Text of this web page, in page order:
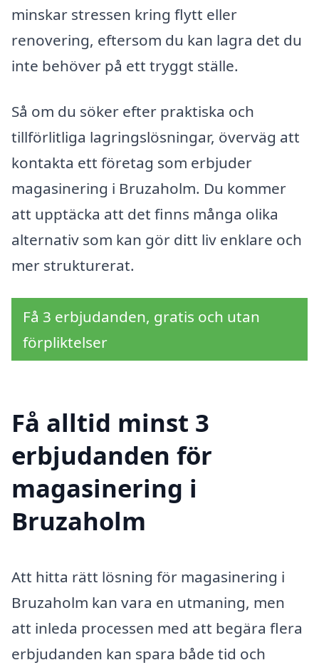
minskar stressen kring flytt eller
renovering, eftersom du kan lagra det du
inte behöver på ett tryggt ställe.
Så om du söker efter praktiska och
tillförlitliga lagringslösningar, överväg att
kontakta ett företag som erbjuder
magasinering i Bruzaholm. Du kommer
att upptäcka att det finns många olika
alternativ som kan gör ditt liv enklare och
mer strukturerat.
Få 3 erbjudanden, gratis och utan
förpliktelser
Få alltid minst 3
erbjudanden för
magasinering i
Bruzaholm
Att hitta rätt lösning för magasinering i
Bruzaholm kan vara en utmaning, men
att inleda processen med att begära flera
erbjudanden kan spara både tid och